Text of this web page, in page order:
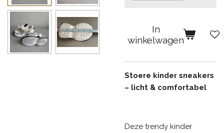
In
winkelwagen
Stoere kinder sneakers
– licht & comfortabel
Deze trendy kinder